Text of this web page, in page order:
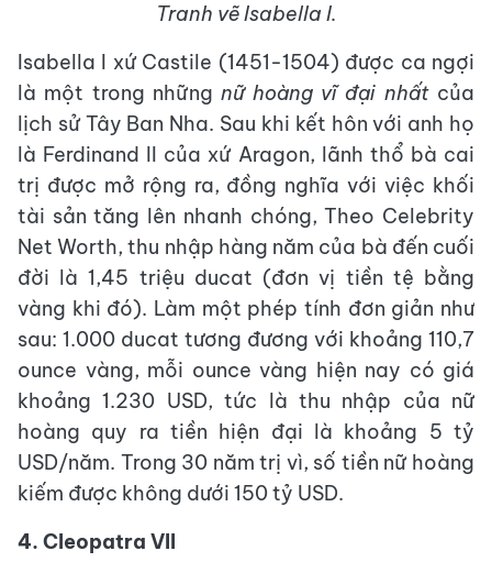
Tranh vẽ Isabella I.
Isabella I xứ Castile (1451-1504) được ca ngợi
là một trong nhữngnữ hoàng vĩ đại nhấtcủa
lịch sử Tây Ban Nha. Sau khi kết hôn với anh họ
là Ferdinand II của xứ Aragon, lãnh thổ bà cai
trị được mở rộng ra, đồng nghĩa với việc khối
tài sản tăng lên nhanh chóng, Theo Celebrity
Net Worth, thu nhập hàng năm của bà đến cuối
đời là 1,45 triệu ducat (đơn vị tiền tệ bằng
vàng khi đó). Làm một phép tính đơn giản như
sau: 1.000 ducat tương đương với khoảng 110,7
ounce vàng, mỗi ounce vàng hiện nay có giá
khoảng 1.230 USD, tức là thu nhập của nữ
hoàng quy ra tiền hiện đại là khoảng 5 tỷ
USD/năm. Trong 30 năm trị vì, số tiền nữ hoàng
kiếm được không dưới 150 tỷ USD.
4. Cleopatra VII